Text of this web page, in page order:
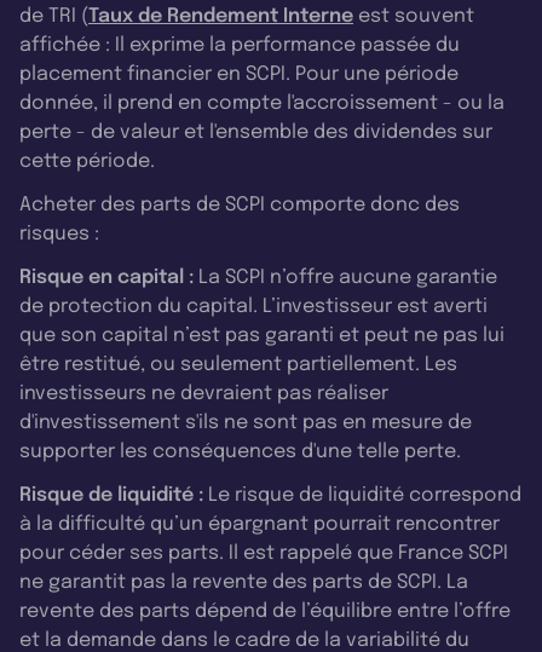
de TRI (Taux de Rendement Interne est souvent
affichée : Il exprime la performance passée du
placement financier en SCPI. Pour une période
donnée, il prend en compte l'accroissement - ou la
perte - de valeur et l'ensemble des dividendes sur
cette période.
Acheter des parts de SCPI comporte donc des
risques :
Risque en capital : La SCPI n’offre aucune garantie
de protection du capital. L’investisseur est averti
que son capital n’est pas garanti et peut ne pas lui
être restitué, ou seulement partiellement. Les
investisseurs ne devraient pas réaliser
d'investissement s'ils ne sont pas en mesure de
supporter les conséquences d'une telle perte.
Risque de liquidité : Le risque de liquidité correspond
à la difficulté qu’un épargnant pourrait rencontrer
pour céder ses parts. Il est rappelé que France SCPI
ne garantit pas la revente des parts de SCPI. La
revente des parts dépend de l’équilibre entre l’offre
et la demande dans le cadre de la variabilité du